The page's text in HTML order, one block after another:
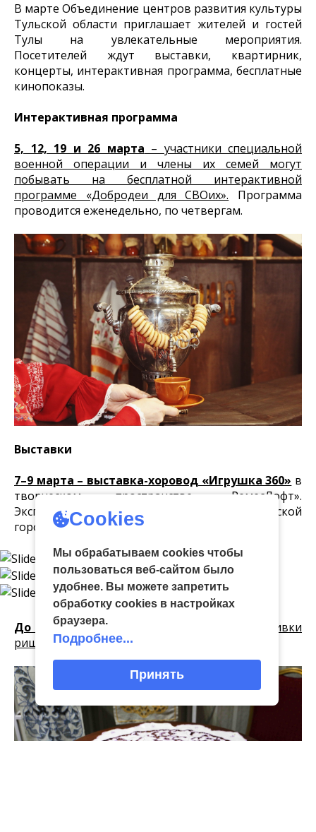
В марте Объединение центров развития культуры
Тульской области приглашает жителей и гостей
Тулы на увлекательные мероприятия.
Посетителей ждут выставки, квартирник,
концерты, интерактивная программа, бесплатные
кинопоказы.
Интерактивная программа
5, 12, 19 и 26 марта – участники специальной
военной операции и члены их семей могут
побывать на бесплатной интерактивной
программе «Добродеи для СВОих». Программа
проводится еженедельно, по четвергам.
Выставки
7–9 марта – выставка-хоровод «Игрушка 360» в
творческом пространстве «РемесЛофт».
Экспозиция посвящена филимоновской и тульской
городской игрушкам.
До 31 марта– выставка ручной вышивки
ришелье в выставочном пространстве «Ажур».
Cookies
Мы обрабатываем cookies чтобы
пользоваться веб-сайтом было
удобнее. Вы можете запретить
обработку сookies в настройках
браузера.
Подробнее...
Принять